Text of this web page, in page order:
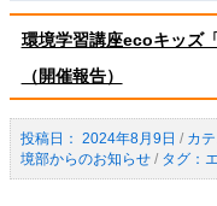
（4
目）
の
ご
学
習
講
eco
キ
環境学習講座ecoキッズ
（開催報告）
2024年8月9日 /
境部からのお知らせ/